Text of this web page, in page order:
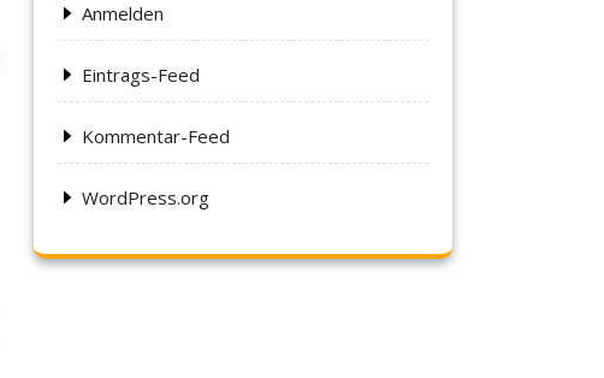
Anmelden
Eintrags-Feed
Kommentar-Feed
WordPress.org